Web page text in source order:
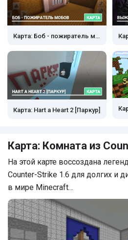
Карта: Боб - пожиратель мобов
Карта: Hart a Heart 2 [Паркур]
Карта: Комната из
На этой карте воссоздана
Counter-Strike 1.6 для долгих и
в мире Minecraft…